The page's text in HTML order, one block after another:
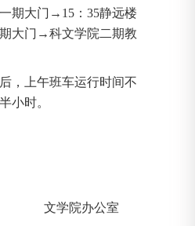
期大门→ 15 ： 35静远楼
大门→科文学院二期教
，上午班车运行时间不
小时。
文学院办公室